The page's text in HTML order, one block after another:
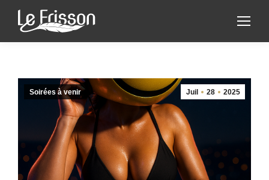
Juil 28 2025
Soirées à venir